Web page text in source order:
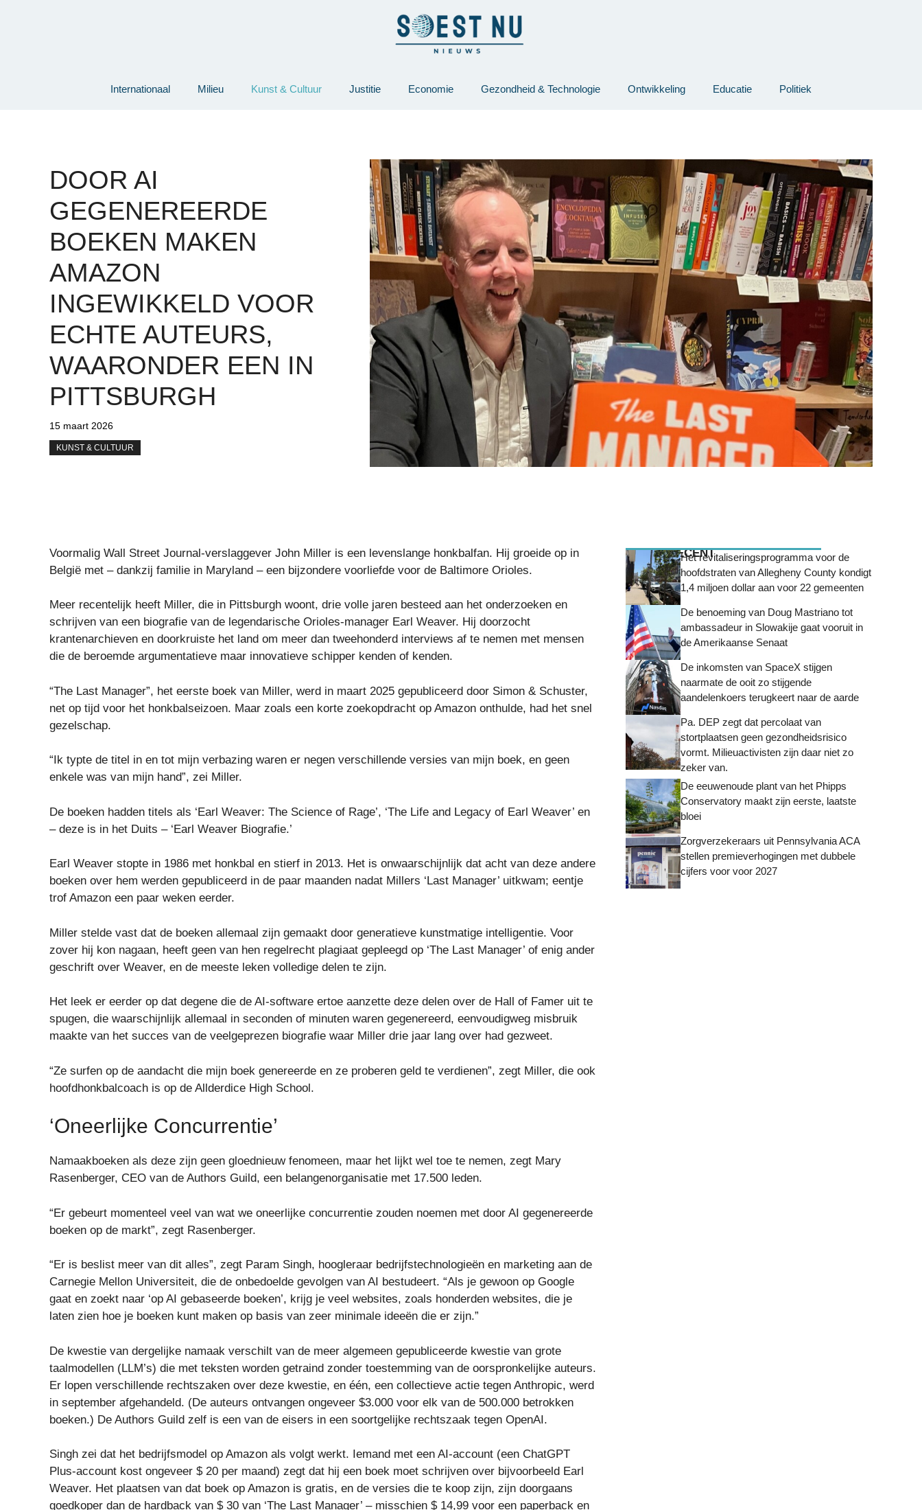
Internationaal Milieu Kunst & Cultuur Justitie Economie Gezondheid & Technologie Ontwikkeling Educatie Politiek
DOOR AI
GEGENEREERDE
BOEKEN MAKEN
AMAZON
INGEWIKKELD VOOR
ECHTE AUTEURS,
WAARONDER EEN IN
PITTSBURGH
15 maart 2026
KUNST & CULTUUR
Voormalig Wall Street Journal-verslaggever John Miller is een levenslange honkbalfan. Hij groeide op in
België met – dankzij familie in Maryland – een bijzondere voorliefde voor de Baltimore Orioles.
Meer recentelijk heeft Miller, die in Pittsburgh woont, drie volle jaren besteed aan het onderzoeken en
schrijven van een biografie van de legendarische Orioles-manager Earl Weaver. Hij doorzocht
krantenarchieven en doorkruiste het land om meer dan tweehonderd interviews af te nemen met mensen
die de beroemde argumentatieve maar innovatieve schipper kenden of kenden.
“The Last Manager”, het eerste boek van Miller, werd in maart 2025 gepubliceerd door Simon & Schuster,
net op tijd voor het honkbalseizoen. Maar zoals een korte zoekopdracht op Amazon onthulde, had het snel
gezelschap.
“Ik typte de titel in en tot mijn verbazing waren er negen verschillende versies van mijn boek, en geen
enkele was van mijn hand”, zei Miller.
De boeken hadden titels als ‘Earl Weaver: The Science of Rage’, ‘The Life and Legacy of Earl Weaver’ en
– deze is in het Duits – ‘Earl Weaver Biografie.’
Earl Weaver stopte in 1986 met honkbal en stierf in 2013. Het is onwaarschijnlijk dat acht van deze andere
boeken over hem werden gepubliceerd in de paar maanden nadat Millers ‘Last Manager’ uitkwam; eentje
trof Amazon een paar weken eerder.
Miller stelde vast dat de boeken allemaal zijn gemaakt door generatieve kunstmatige intelligentie. Voor
zover hij kon nagaan, heeft geen van hen regelrecht plagiaat gepleegd op ‘The Last Manager’ of enig ander
geschrift over Weaver, en de meeste leken volledige delen te zijn.
Het leek er eerder op dat degene die de AI-software ertoe aanzette deze delen over de Hall of Famer uit te
spugen, die waarschijnlijk allemaal in seconden of minuten waren gegenereerd, eenvoudigweg misbruik
maakte van het succes van de veelgeprezen biografie waar Miller drie jaar lang over had gezweet.
“Ze surfen op de aandacht die mijn boek genereerde en ze proberen geld te verdienen”, zegt Miller, die ook
hoofdhonkbalcoach is op de Allderdice High School.
‘Oneerlijke Concurrentie’
Namaakboeken als deze zijn geen gloednieuw fenomeen, maar het lijkt wel toe te nemen, zegt Mary
Rasenberger, CEO van de Authors Guild, een belangenorganisatie met 17.500 leden.
“Er gebeurt momenteel veel van wat we oneerlijke concurrentie zouden noemen met door AI gegenereerde
boeken op de markt”, zegt Rasenberger.
“Er is beslist meer van dit alles”, zegt Param Singh, hoogleraar bedrijfstechnologieën en marketing aan de
Carnegie Mellon Universiteit, die de onbedoelde gevolgen van AI bestudeert. “Als je gewoon op Google
gaat en zoekt naar ‘op AI gebaseerde boeken’, krijg je veel websites, zoals honderden websites, die je
laten zien hoe je boeken kunt maken op basis van zeer minimale ideeën die er zijn.”
De kwestie van dergelijke namaak verschilt van de meer algemeen gepubliceerde kwestie van grote
taalmodellen (LLM’s) die met teksten worden getraind zonder toestemming van de oorspronkelijke auteurs.
Er lopen verschillende rechtszaken over deze kwestie, en één, een collectieve actie tegen Anthropic, werd
in september afgehandeld. (De auteurs ontvangen ongeveer $3.000 voor elk van de 500.000 betrokken
boeken.) De Authors Guild zelf is een van de eisers in een soortgelijke rechtszaak tegen OpenAI.
Singh zei dat het bedrijfsmodel op Amazon als volgt werkt. Iemand met een AI-account (een ChatGPT
Plus-account kost ongeveer $ 20 per maand) zegt dat hij een boek moet schrijven over bijvoorbeeld Earl
Weaver. Het plaatsen van dat boek op Amazon is gratis, en de versies die te koop zijn, zijn doorgaans
goedkoper dan de hardback van $ 30 van ‘The Last Manager’ – misschien $ 14,99 voor een paperback en
MEEST RECENTHet revitaliseringsprogramma voor de
hoofdstraten van Allegheny County kondigt
1,4 miljoen dollar aan voor 22 gemeenten
De benoeming van Doug Mastriano tot
ambassadeur in Slowakije gaat vooruit in
de Amerikaanse Senaat
De inkomsten van SpaceX stijgen
naarmate de ooit zo stijgende
aandelenkoers terugkeert naar de aarde
Pa. DEP zegt dat percolaat van
stortplaatsen geen gezondheidsrisico
vormt. Milieuactivisten zijn daar niet zo
zeker van.
De eeuwenoude plant van het Phipps
Conservatory maakt zijn eerste, laatste
bloei
Zorgverzekeraars uit Pennsylvania ACA
stellen premieverhogingen met dubbele
cijfers voor voor 2027